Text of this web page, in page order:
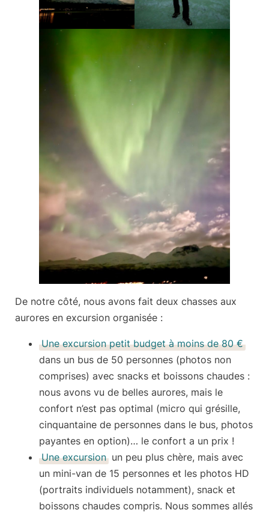
De notre côté, nous avons fait deux chasses aux
aurores en excursion organisée :
Une excursion petit budget à moins de 80 €
dans un bus de 50 personnes (photos non
comprises) avec snacks et boissons chaudes :
nous avons vu de belles aurores, mais le
confort n’est pas optimal (micro qui grésille,
cinquantaine de personnes dans le bus, photos
payantes en option)… le confort a un prix !
Une excursion un peu plus chère, mais avec
un mini-van de 15 personnes et les photos HD
(portraits individuels notamment), snack et
boissons chaudes compris. Nous sommes allés